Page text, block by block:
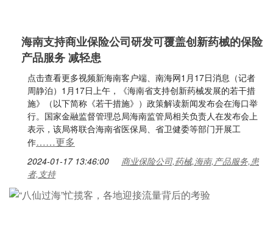
海南支持商业保险公司研发可覆盖创新药械的保险
产品服务 减轻患
点击查看更多视频新海南客户端、南海网1月17日消息（记者
周静泊）1月17日上午，《海南省支持创新药械发展的若干措
施》（以下简称《若干措施》）政策解读新闻发布会在海口举
行。国家金融监督管理总局海南监管局相关负责人在发布会上
表示，该局将联合海南省医保局、省卫健委等部门开展工
作……更多
2024-01-17 13:46:00
商业保险公司,药械,海南,产品服务,患
者,支持